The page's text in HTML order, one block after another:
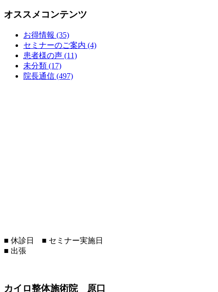
オススメコンテンツ
お得情報 (35)
セミナーのご案内 (4)
患者様の声 (11)
未分類 (17)
院長通信 (497)
■ 休診日 ■ セミナー実施日
■ 出張
カイロ整体施術院 原口